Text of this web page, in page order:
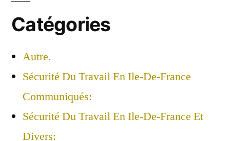
Catégories
Autre.
Sécurité Du Travail En Ile-De-France
Communiqués:
Sécurité Du Travail En Ile-De-France Et
Divers: